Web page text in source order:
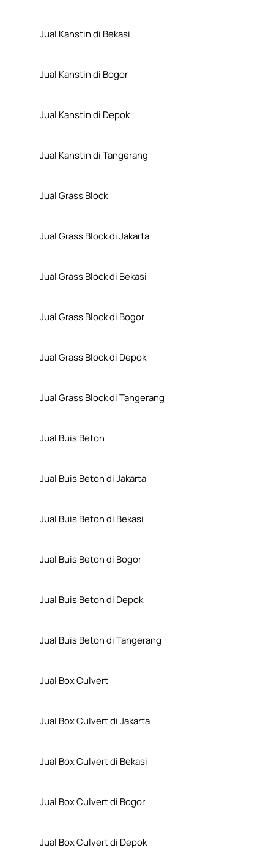
Jual Kanstin di Bekasi
Jual Kanstin di Bogor
Jual Kanstin di Depok
Jual Kanstin di Tangerang
Jual Grass Block
Jual Grass Block di Jakarta
Jual Grass Block di Bekasi
Jual Grass Block di Bogor
Jual Grass Block di Depok
Jual Grass Block di Tangerang
Jual Buis Beton
Jual Buis Beton di Jakarta
Jual Buis Beton di Bekasi
Jual Buis Beton di Bogor
Jual Buis Beton di Depok
Jual Buis Beton di Tangerang
Jual Box Culvert
Jual Box Culvert di Jakarta
Jual Box Culvert di Bekasi
Jual Box Culvert di Bogor
Jual Box Culvert di Depok